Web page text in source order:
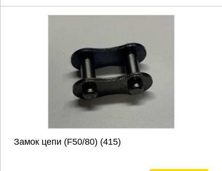
Замок цепи (F50/80) (415)